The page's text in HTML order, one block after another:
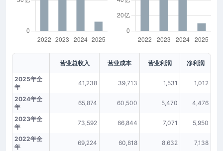
营业总收入 营业成本 营业利润 净利润
2025年全
年
41,238 39,713 1,531 1,012
2024年全
年
65,874 60,500 5,470 4,476
2023年全
年
73,592 66,844 7,071 5,950
2022年全
年
69,224 60,818 8,632 7,138